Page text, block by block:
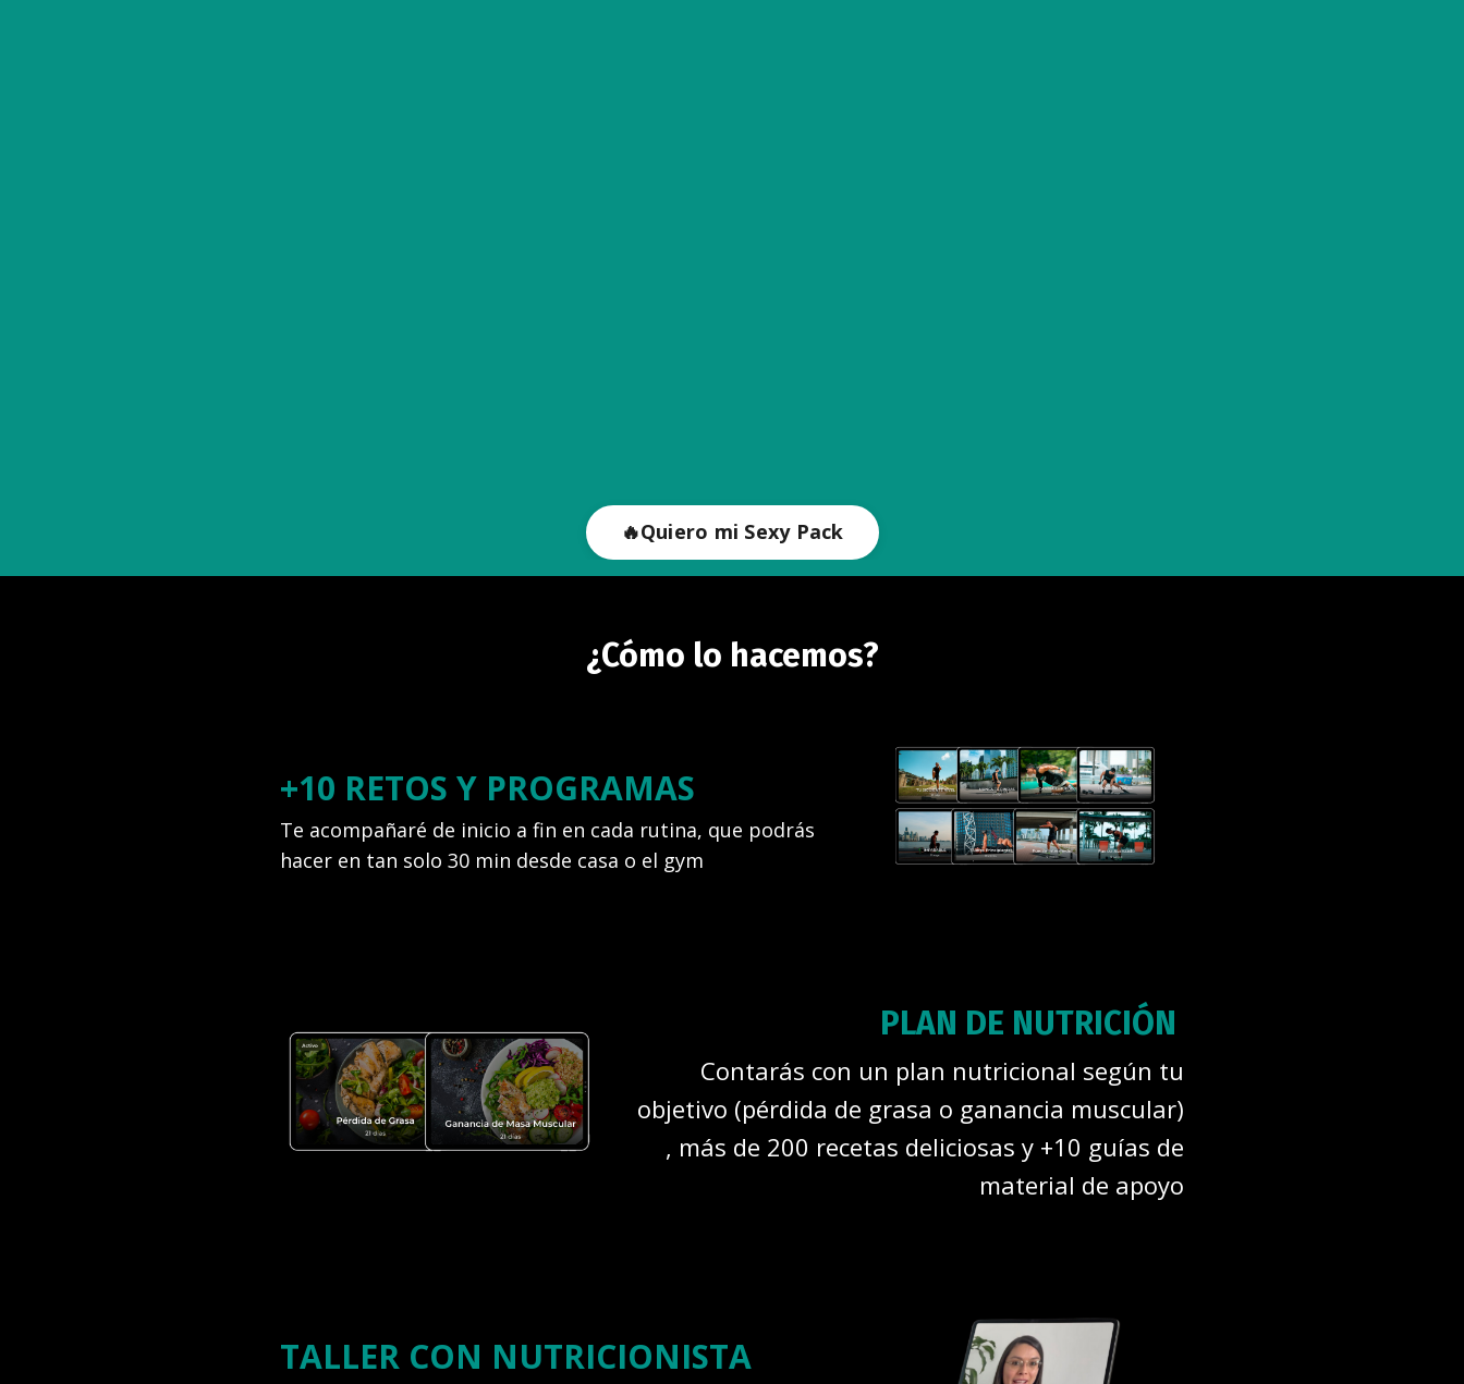
🔥Quiero mi Sexy Pack
¿Cómo lo hacemos?
+10 RETOS Y PROGRAMAS
Te acompañaré de inicio a fin en cada rutina, que podrás
hacer en tan solo 30 min desde casa o el gym
PLAN DE NUTRICIÓN
Contarás con un plan nutricional según tu
objetivo (pérdida de grasa o ganancia muscular)
, más de 200 recetas deliciosas y +10 guías de
material de apoyo
TALLER CON NUTRICIONISTA